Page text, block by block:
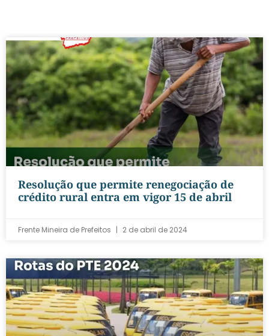
Resolução que permite renegociação de
crédito rural entra em vigor 15 de abril
Frente Mineira de Prefeitos 2 de abril de 2024